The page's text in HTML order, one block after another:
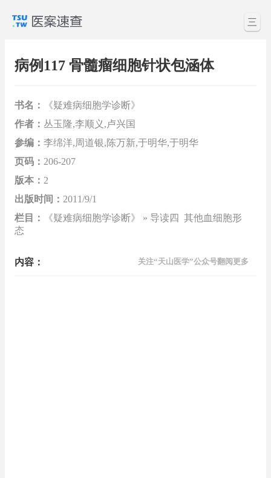
三
病例117 骨髓瘤细胞针状包涵体
书名：
《疑难病细胞学诊断》
作者： 丛玉隆,李顺义,卢兴国
参编： 李绵洋,周道银,陈万新,于明华,于明华
页码： 206-207
版本： 2
出版时间： 2011/9/1
栏目：
《疑难病细胞学诊断》 » 导读四 其他血细胞形
态
内容： 关注“天山医学”公众号翻阅更多